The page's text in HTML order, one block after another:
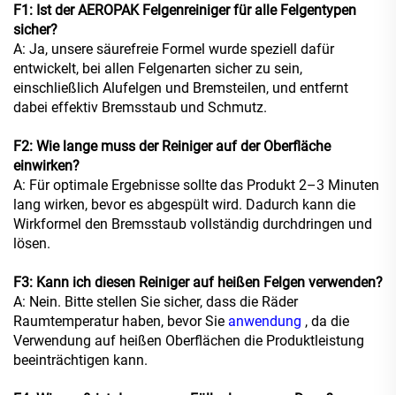
F1: Ist der AEROPAK Felgenreiniger für alle Felgentypen
sicher?
A: Ja, unsere säurefreie Formel wurde speziell dafür
entwickelt, bei allen Felgenarten sicher zu sein,
einschließlich Alufelgen und Bremsteilen, und entfernt
dabei effektiv Bremsstaub und Schmutz.
F2: Wie lange muss der Reiniger auf der Oberfläche
einwirken?
A: Für optimale Ergebnisse sollte das Produkt 2–3 Minuten
lang wirken, bevor es abgespült wird. Dadurch kann die
Wirkformel den Bremsstaub vollständig durchdringen und
lösen.
F3: Kann ich diesen Reiniger auf heißen Felgen verwenden?
A: Nein. Bitte stellen Sie sicher, dass die Räder
Raumtemperatur haben, bevor Sie anwendung , da die
Verwendung auf heißen Oberflächen die Produktleistung
beeinträchtigen kann.